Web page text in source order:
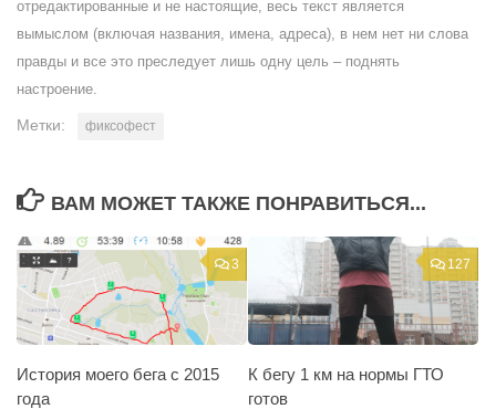
отредактированные и не настоящие, весь текст является
вымыслом (включая названия, имена, адреса), в нем нет ни слова
правды и все это преследует лишь одну цель – поднять
настроение.
Метки: фиксофест
ВАМ МОЖЕТ ТАКЖЕ ПОНРАВИТЬСЯ...
3
История моего бега с 2015
года
127
К бегу 1 км на нормы ГТО
готов